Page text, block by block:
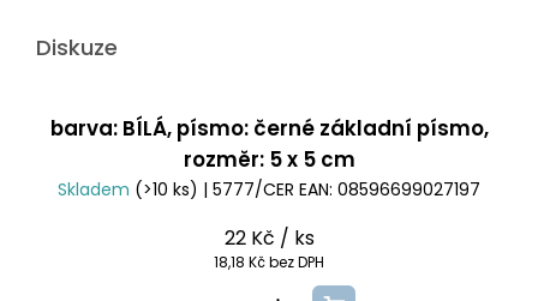
Diskuze
barva: BÍLÁ, písmo: černé základní písmo,
rozměr: 5 x 5 cm
Skladem (>10 ks) | 5777/CER EAN: 08596699027197
22 Kč / ks
18,18 Kč bez DPH